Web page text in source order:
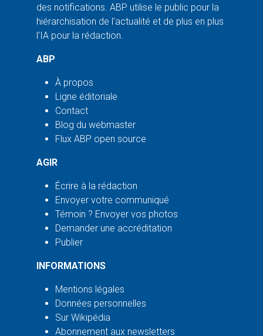
des notifications. ABP utilise le public pour la
hiérarchisation de l'actualité et de plus en plus
l'IA pour la rédaction.
ABP
À propos
Ligne éditoriale
Contact
Blog du webmaster
Flux ABP open source
AGIR
Écrire à la rédaction
Envoyer votre communiqué
Témoin ? Envoyer vos photos
Demander une accréditation
Publier
INFORMATIONS
Mentions légales
Données personnelles
Sur Wikipédia
Abonnement aux newsletters